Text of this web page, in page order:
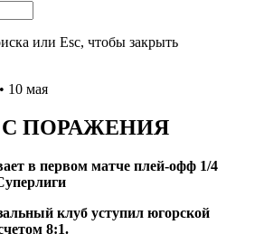
или Esc, чтобы закрыть
• 10 мая
ПОРАЖЕНИЯ
в первом матче плей-офф 1/4
клуб уступил югорской
8:1.